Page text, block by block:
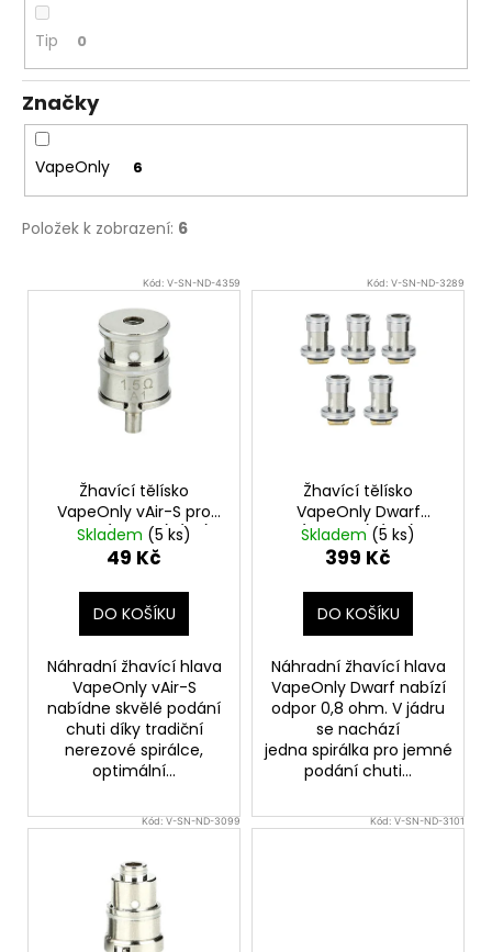
Tip 0
Značky
VapeOnly 6
Položek k zobrazení: 6
V Kód: V-SN-ND-4359
Žhavící tělísko
VapeOnly vAir-S pro
Arcus (1,5ohm) (1ks)
Skladem (5 ks)
49 Kč
DO KOŠÍKU
Náhradní žhavící hlava
VapeOnly vAir-S
nabídne skvělé podání
chuti díky tradiční
nerezové spirálce,
optimální...
Kód: V-SN-ND-3289
Žhavící tělísko
VapeOnly Dwarf
(0,8ohm) (5ks)
Skladem (5 ks)
399 Kč
DO KOŠÍKU
Náhradní žhavící hlava
VapeOnly Dwarf nabízí
odpor 0,8 ohm. V jádru
se nachází
jedna spirálka pro jemné
podání chuti...
Kód:V-SN-ND-3099 Kód:V-SN-ND-3101
m
DEKANG
DESERT
SHIP
10ML
11MG
Kč
Kč